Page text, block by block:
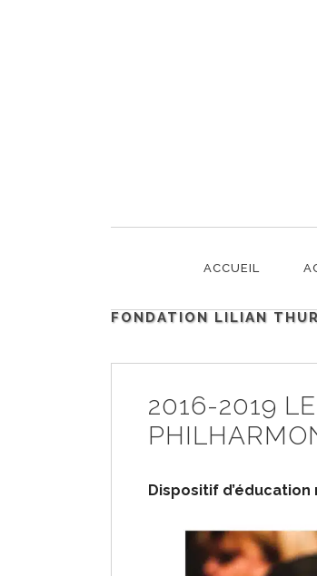
ACCUEIL
2016-2019
FONDATION LILIAN
2016-2019
Dispositif